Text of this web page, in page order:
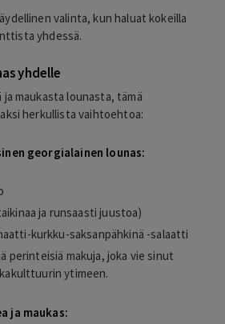
valinta, kun haluat kokeilla
yhdessä.
yhdelle
maukasta lounasta, tämä
herkullista vaihtoehtoa:
georgialainen lounas:
ja runsaasti juustoa)
kurkku-saksanpähkinä -salaatti
perinteisiä makuja, joka vie sinut
ytimeen.
ja maukas: